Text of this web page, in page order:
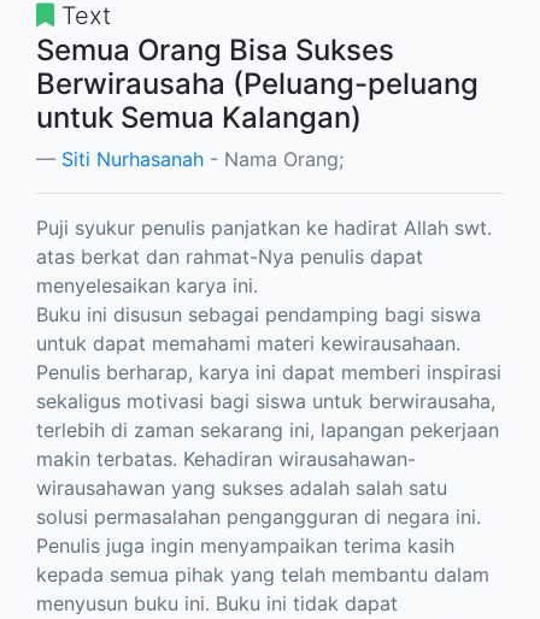
Text
Semua Orang Bisa Sukses
Berwirausaha (Peluang-peluang
untuk Semua Kalangan)
Siti Nurhasanah - Nama Orang;
Puji syukur penulis panjatkan ke hadirat Allah swt.
atas berkat dan rahmat-Nya penulis dapat
menyelesaikan karya ini.
Buku ini disusun sebagai pendamping bagi siswa
untuk dapat memahami materi kewirausahaan.
Penulis berharap, karya ini dapat memberi inspirasi
sekaligus motivasi bagi siswa untuk berwirausaha,
terlebih di zaman sekarang ini, lapangan pekerjaan
makin terbatas. Kehadiran wirausahawan-
wirausahawan yang sukses adalah salah satu
solusi permasalahan pengangguran di negara ini.
Penulis juga ingin menyampaikan terima kasih
kepada semua pihak yang telah membantu dalam
menyusun buku ini. Buku ini tidak dapat